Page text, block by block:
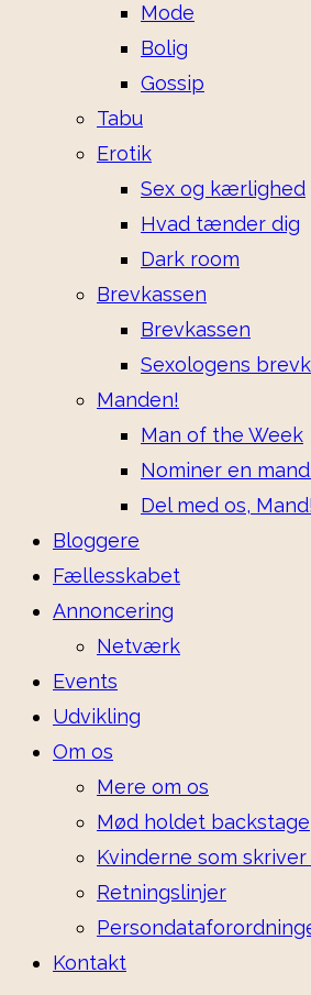
Mode
Bolig
Gossip
Tabu
Erotik
Sex og kærlighed
Hvad tænder dig
Dark room
Brevkassen
Brevkassen
Sexologens
Manden!
Man of the Week
Nominer en
Del med os, Mand!
Bloggere
Fællesskabet
Annoncering
Netværk
Events
Udvikling
Om os
Mere om os
Mød holdet backstage
Kvinderne som
Retningslinjer
Kontakt